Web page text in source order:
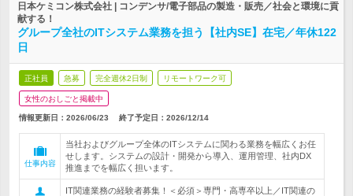
日本ケミコン株式会社 | コンデンサ/電子部品の製造・販売／社会と環境に貢
献する！
グループ全社のITシステム業務を担う【社内SE】在宅／年休122
日
正社員 急募 完全週休2日制 リモートワーク可
女性のおしごと掲載中
情報更新日：2026/06/23 終了予定日： 2026/12/14
仕事内容
当社およびグループ全体のITシステムに関わる業務を幅広くお任
せします。システムの設計・開発から導入、運用管理、社内DX
推進までを幅広く担います。
IT関連業務の経験者募集！＜必須＞専門・高専卒以上／IT関連の